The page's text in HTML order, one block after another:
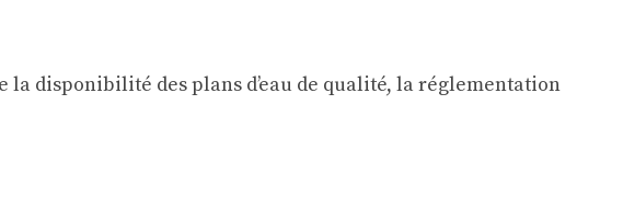
la disponibilité des plans d’eau de qualité, la réglementation